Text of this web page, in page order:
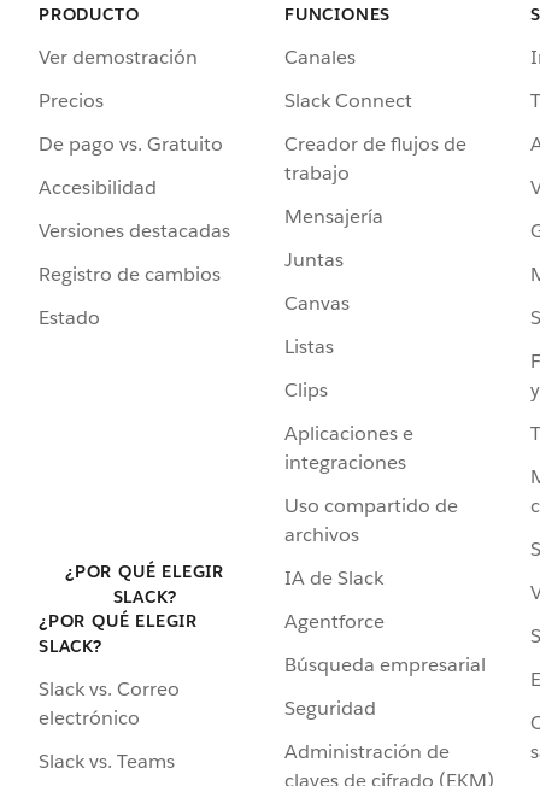
PRODUCTO
Ver demostración
Precios
De pago vs. Gratuito
Accesibilidad
Versiones destacadas
Registro de cambios
Estado
¿POR QUÉ ELEGIR
SLACK?
¿POR QUÉ ELEGIR
SLACK?
Slack vs. Correo
electrónico
Slack vs. Teams
FUNCIONES
Canales
Slack Connect
Creador de flujos de
trabajo
Mensajería
Juntas
Canvas
Listas
Clips
Aplicaciones e
integraciones
Uso compartido de
archivos
IA de Slack
Agentforce
Búsqueda empresarial
Seguridad
Administración de
claves de cifrado (EKM)